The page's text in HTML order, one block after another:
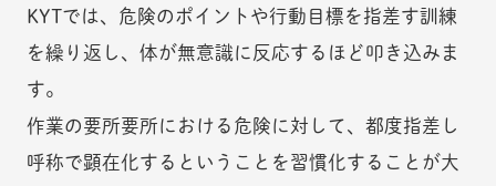
KYTでは、危険のポイントや行動目標を指差す訓練
を繰り返し、体が無意識に反応するほど叩き込みま
す。
作業の要所要所における危険に対して、都度指差し
呼称で顕在化するということを習慣化することが大